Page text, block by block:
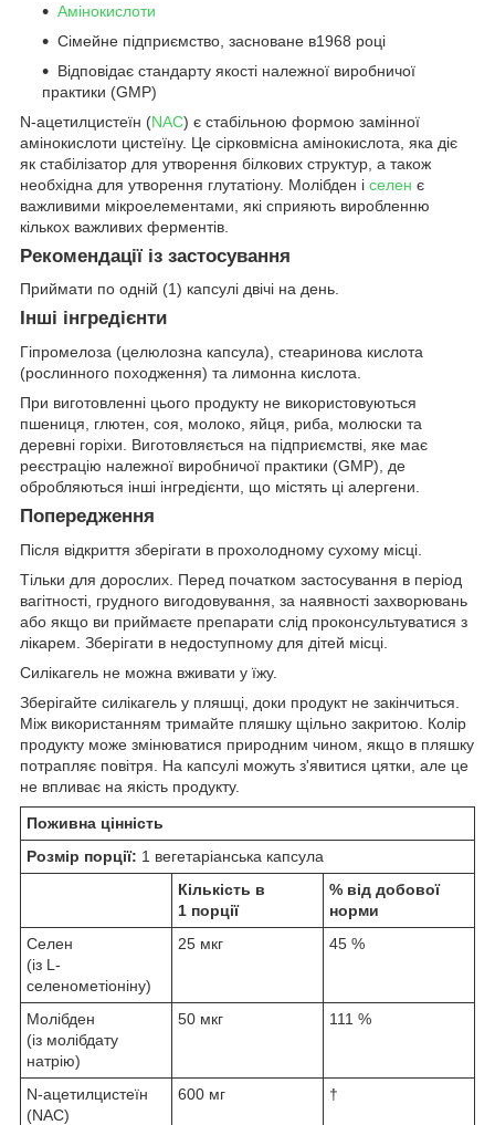
Амінокислоти
Сімейне підприємство, засноване в1968 році
Відповідає стандарту якості належної виробничої
практики (GMP)
N-ацетилцистеїн (NAC) є стабільною формою замінної
амінокислоти цистеїну. Це сірковмісна амінокислота, яка діє
як стабілізатор для утворення білкових структур, а також
необхідна для утворення глутатіону. Молібден і селен є
важливими мікроелементами, які сприяють виробленню
кількох важливих ферментів.
Рекомендації із застосування
Приймати по одній (1) капсулі двічі на день.
Інші інгредієнти
Гіпромелоза (целюлозна капсула), стеаринова кислота
(рослинного походження) та лимонна кислота.
При виготовленні цього продукту не використовуються
пшениця, глютен, соя, молоко, яйця, риба, молюски та
деревні горіхи. Виготовляється на підприємстві, яке має
реєстрацію належної виробничої практики (GMP), де
обробляються інші інгредієнти, що містять ці алергени.
Попередження
Після відкриття зберігати в прохолодному сухому місці.
Тільки для дорослих. Перед початком застосування в період
вагітності, грудного вигодовування, за наявності захворювань
або якщо ви приймаєте препарати слід проконсультуватися з
лікарем. Зберігати в недоступному для дітей місці.
Силікагель не можна вживати у їжу.
Зберігайте силікагель у пляшці, доки продукт не закінчиться.
Між використанням тримайте пляшку щільно закритою. Колір
продукту може змінюватися природним чином, якщо в пляшку
потрапляє повітря. На капсулі можуть з'явитися цятки, але це
не впливає на якість продукту.
Поживна цінність
Розмір порції: 1 вегетаріанська капсула
Кількість в
1 порції
% від добової
норми
Селен
(із L-
селенометіоніну)
25 мкг 45 %
Молібден
(із молібдату
натрію)
50 мкг 111 %
N-ацетилцистеїн
(NAC)
600 мг †